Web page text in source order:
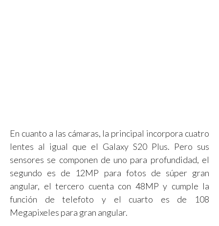
En cuanto a las cámaras, la principal incorpora cuatro
lentes al igual que el Galaxy S20 Plus. Pero sus
sensores se componen de uno para profundidad, el
segundo es de 12MP para fotos de súper gran
angular, el tercero cuenta con 48MP y cumple la
función de telefoto y el cuarto es de 108
Megapixeles para gran angular.